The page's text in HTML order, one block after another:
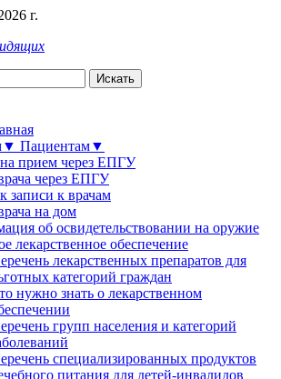
г.
Искать
Пациентам▼
прием через ЕПГУ
через ЕПГУ
записи к врачам
на дом
об освидетельствовании на оружие
лекарственное обеспечение
лекарственных препаратов для
категорий граждан
нужно знать о лекарственном
групп населения и категорий
специализированных продуктов
питания для детей-инвалидов